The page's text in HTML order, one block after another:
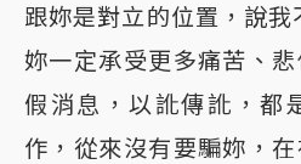
跟妳是對立的位置，說
妳一定承受更多痛苦、
假消息，以訛傳訛，都
作，從來沒有要騙妳，